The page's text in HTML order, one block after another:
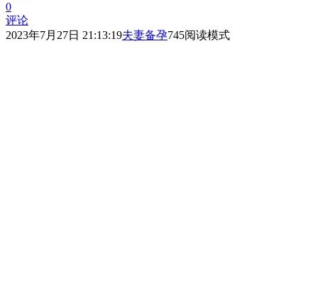
0
评论
2023年7月27日 21:13:19夫妻备孕745阅读模式